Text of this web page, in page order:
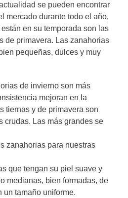
se pueden encontrar
mercado durante todo el año,
en su temporada son las
de primavera. Las zanahorias
pequeñas, dulces y muy
de invierno son más
mejoran en la
tiernas y de primavera son
crudas. Las más grandes se
zanahorias para nuestras
que tengan su piel suave y
medianas, bien formadas, de
un tamaño uniforme.